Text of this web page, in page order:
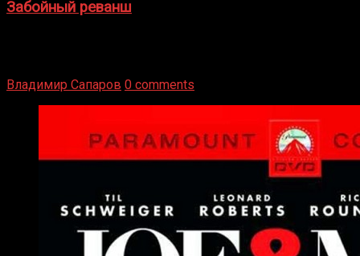
Забойный реванш
Владимир Сапаров 0 comments